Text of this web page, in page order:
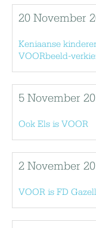
20 November
Keniaanse
VOORbeeld-
5 November
Ook Els is VOOR
2 November
VOOR is FD